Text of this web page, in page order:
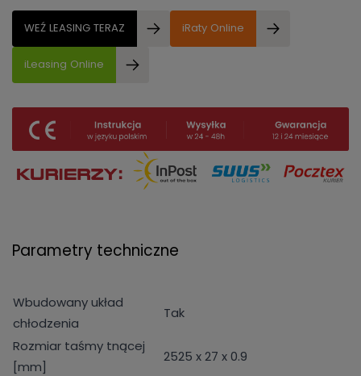
WEŹ LEASING TERAZ iRaty Online
iLeasing Online
Parametry techniczne
Wbudowany układ
chłodzenia
Tak
Rozmiar taśmy tnącej
[mm]
2525 x 27 x 0.9